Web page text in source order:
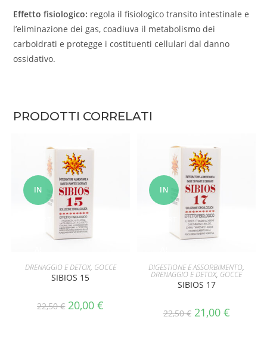
Effetto fisiologico: regola il fisiologico transito intestinale e
l’eliminazione dei gas, coadiuva il metabolismo dei
carboidrati e protegge i costituenti cellulari dal danno
ossidativo.
PRODOTTI CORRELATI
IN
AGGIUNGI AL CARRELLO
DRENAGGIO E DETOX, GOCCE
SIBIOS 15
22,50€ 20,00€
IN
AGGIUNGI AL CARRELLO
DIGESTIONE E ASSORBIMENTO,
DRENAGGIO E DETOX, GOCCE
SIBIOS 17
22,50€ 21,00 €